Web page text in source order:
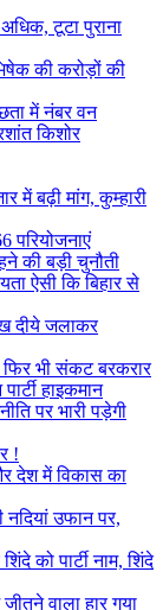
टूटा पुराना
की करोड़ों की
में नंबर वन
किशोर
में बढ़ी मांग, कुम्हारी
परियोजनाएं
की बड़ी चुनौती
ऐसी कि बिहार से
दीये जलाकर
फिर भी संकट बरकरार
हाइकमान
पर भारी पड़ेगी
!
देश में विकास का
उफान पर,
को पार्टी नाम, शिंदे
वाला हार गया